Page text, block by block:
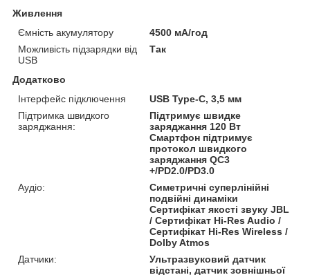
Живлення
Ємність акумулятору
4500 мА/год
Можливість підзарядки від
USB
Так
Додатково
Інтерфейс підключення
USB Type-C, 3,5 мм
Підтримка швидкого
заряджання:
Підтримує швидке
заряджання 120 Вт
Смартфон підтримує
протокол швидкого
заряджання QC3
+/PD2.0/PD3.0
Аудіо:
Симетричні суперлінійні
подвійні динаміки
Сертифікат якості звуку JBL
/ Сертифікат Hi-Res Audio /
Сертифікат Hi-Res Wireless /
Dolby Atmos
Датчики:
Ультразвуковий датчик
відстані, датчик зовнішньої